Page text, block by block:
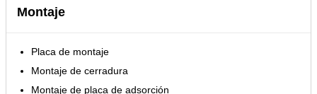
Montaje
Placa de montaje
Montaje de cerradura
Montaje de placa de adsorción